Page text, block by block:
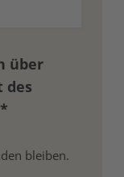
über
des
bleiben.